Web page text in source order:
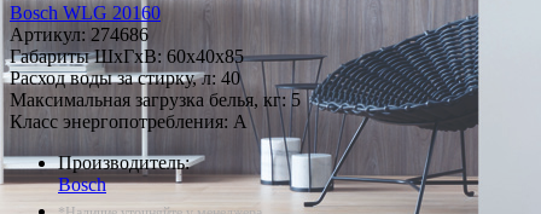
Bosch WLG 20160
Артикул: 274686
Габариты ШxГxВ: 60x40x85
Расход воды за стирку, л: 40
Максимальная загрузка белья, кг: 5
Класс энергопотребления: A
Производитель:
Bosch